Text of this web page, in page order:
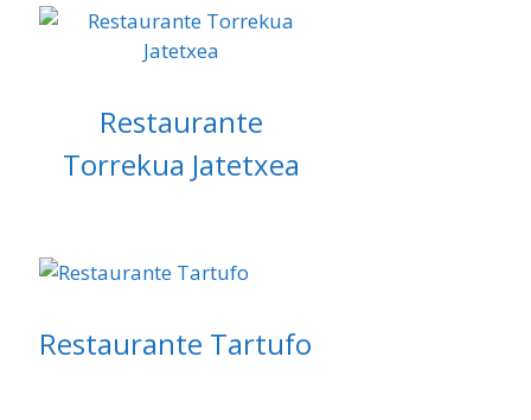
Restaurante
Torrekua Jatetxea
Restaurante Tartufo